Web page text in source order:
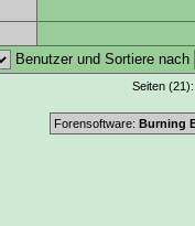
Benutzer und Sortiere nach
Seiten
Forensoftware: Burning